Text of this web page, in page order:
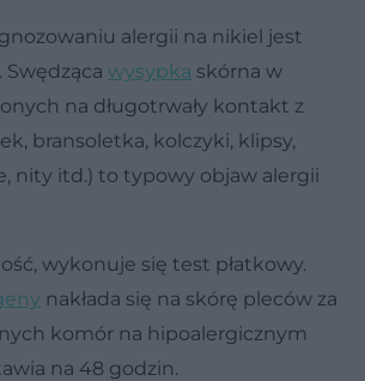
alergii na nikiel jest
wysypka skórna w
na długotrwały kontakt z
bransoletka, kolczyki, klipsy,
nity itd.) to typowy objaw alergii
wykonuje się test płatkowy.
nakłada się na skórę pleców za
komór na hipoalergicznym
na 48 godzin.